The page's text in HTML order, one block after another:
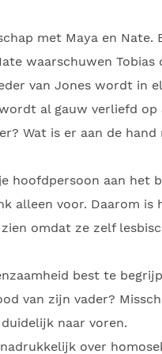
met Maya en
waarschuwen
van Jones wordt in
al gauw verliefd
Wat is er aan de
hoofdpersoon aan
alleen voor. Daarom
omdat ze zelf
best te
van zijn vader?
naar voren.
over